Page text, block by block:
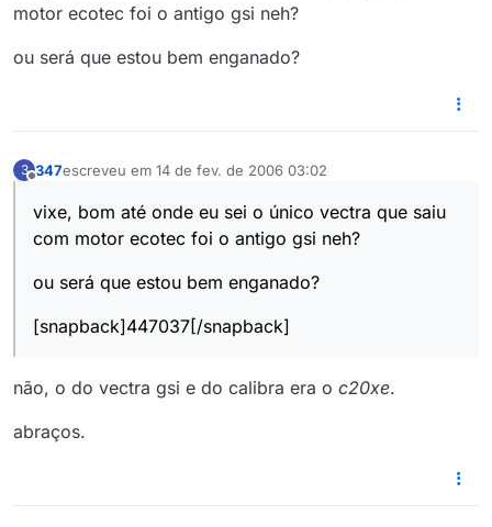
motor ecotec foi o antigo gsi neh?
ou será que estou bem enganado?
3 347escreveu em 14 de fev. de 2006 03:02
última edição por
vixe, bom até onde eu sei o único vectra que saiu
com motor ecotec foi o antigo gsi neh?
ou será que estou bem enganado?
[snapback]447037[/snapback]
não, o do vectra gsi e do calibra era o c20xe.
abraços.